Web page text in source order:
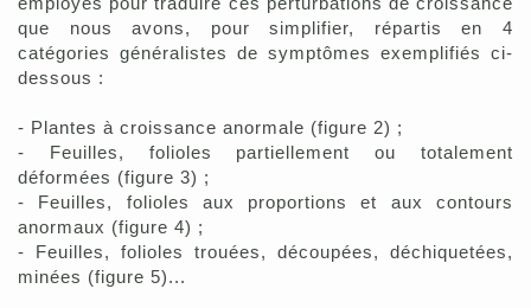
que nous avons, pour simplifier, répartis en 4
catégories généralistes de symptômes exemplifiés ci-
dessous :
- Plantes à croissance anormale (figure 2) ;
- Feuilles, folioles partiellement ou totalement
déformées (figure 3) ;
- Feuilles, folioles aux proportions et aux contours
anormaux (figure 4) ;
- Feuilles, folioles trouées, découpées, déchiquetées,
minées (figure 5)...